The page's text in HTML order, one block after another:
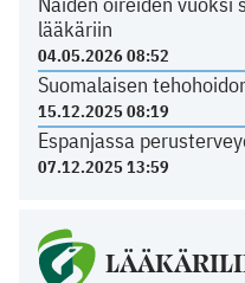
lääkäriin
04.05.2026 08:52
Suomalaisen
15.12.2025 08:19
Espanjassa
07.12.2025 13:59